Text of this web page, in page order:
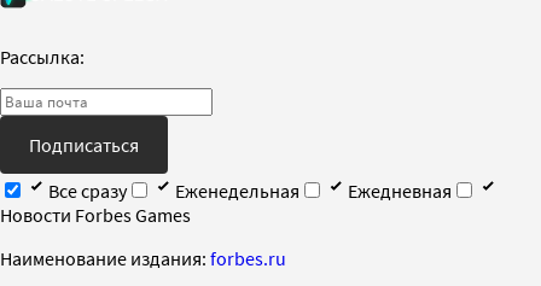
Рассылка:
Подписаться
Все сразу
Еженедельная
Ежедневная
Новости Forbes Games
Наименование издания: forbes.ru